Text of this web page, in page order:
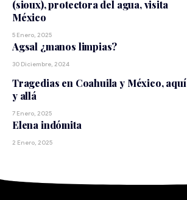
(sioux), protectora del agua, visita
México
5 Enero, 2025
Agsal ¿manos limpias?
30 Diciembre, 2024
Tragedias en Coahuila y México, aquí
y allá
7 Enero, 2025
Elena indómita
2 Enero, 2025